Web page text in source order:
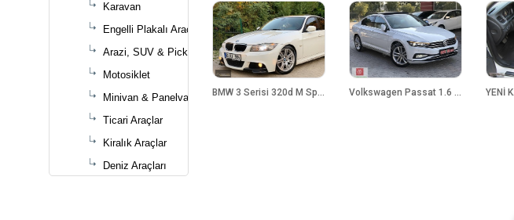
Karavan
Engelli Plakalı Araçlar
Arazi, SUV & Pick-up
Motosiklet
Minivan & Panelvan
Ticari Araçlar
Kiralık Araçlar
Deniz Araçları
BMW 3 Serisi 320d M Sport Otomatik Volkswagen Passat 1.6 TDI BMT Elegance DSG